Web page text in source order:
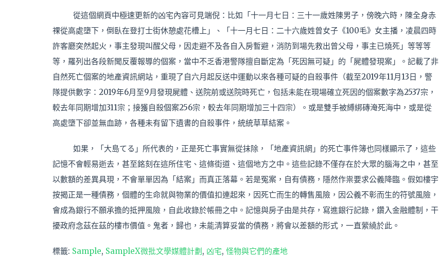
從這個網頁中極速更新的凶宅內容可見端倪：比如「十一月七日：三十一歲姓陳男子，傍晚六時，陳全身赤
祼從高處墮下，倒臥在登打士街休憩處花槽上」、「十一月七日：二十六歲姓曾女子《100毛》女主播，凌晨四時
許客廳突然起火，事主發現叫醒父母，因走避不及各自入房暫避，消防到場先救出曾父母，事主已燒死」等等等
等，羅列出各段新聞反覆報導的個案，當中不乏香港警隊擅自斷定為「死因無可疑」的「屍體發現案」。記載了非
自然死亡個案的地產資訊網站，重現了自六月起反送中運動以來各種可疑的自殺事件（截至2019年11月13日，警
隊提供數字：2019年6月至9月發現屍體、送院前或送院時死亡，包括未能在現場確立死因的個案數字為2537宗，
較去年同期增加311宗；接獲自殺個案256宗，較去年同期增加三十四宗）。或是雙手被縛綁磚淹死海中，或是從
高處墮下卻並無血跡，各種未有留下遺書的自殺事件，統統草草結案。
如果，「大島てる」所代表的，正是死亡事實無從抹除，「地產資訊網」的死亡事件簿也同樣顯示了，這些
記憶不會輕易逝去，甚至銘刻在這所住宅、這條街道、這個地方之中。這些記錄不僅存在於大眾的腦海之中，甚至
以數額的差異具現，不會單單因為「結案」而真正落幕。若是冤案，自有債務，隱然作祟要求公義降臨。假如樓宇
按揭正是一種債務，個體的生命就與物業的價值扣連起來，因死亡而生的轉售風險，因公義不彰而生的符號風險，
會成為銀行不願承擔的抵押風險，自此收錄於帳冊之中。記憶與房子由是共存，寫進銀行記錄，鑽入金融體制，干
擾政府念茲在茲的樓市價值。鬼者，歸也，未能清算妥當的債務，將會以差額的形式，一直縈繞於此。
標籤: Sample, SampleX微批文學媒體計劃, 凶宅, 怪物與它們的產地